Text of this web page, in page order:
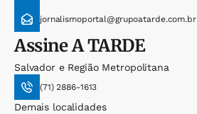
jornalismoportal@grupoatarde.com.br
AssineA TARDE
Salvador e Região Metropolitana
(71) 2886-1613
Demais localidades